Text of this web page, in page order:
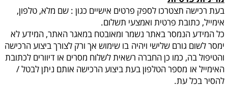
בעת רכישה תצטרכו לספק פרטים אישיים כגון : שם מלא, טלפון,
אימייל, כתובת פרטית ואמצעי תשלום.
כל המידע הנמסר באתר נשמר ומאובטח במאגר האתר, המידע לא
ימסר לשום גורם שלישי ויהיה בו שימוש אך ורק לצורך ביצוע הרכישה
והטיפול בה, כמו כן החברה רשאית לשלוח מסרים או דיוורים לכתובת
האימייל או מספר הטלפון בעת ביצוע הרכישה אותם ניתן לבטל /
להסיר בכל עת.